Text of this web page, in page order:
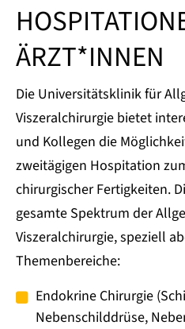
ÄRZT*INNEN
Die Universitätsklinik für
Viszeralchirurgie bietet
und Kollegen die
zweitägigen Hospitation
chirurgischer Fertigkeiten.
gesamte Spektrum der
Viszeralchirurgie, speziell
Themenbereiche:
Endokrine Chirurgie
Nebenschilddrüse,